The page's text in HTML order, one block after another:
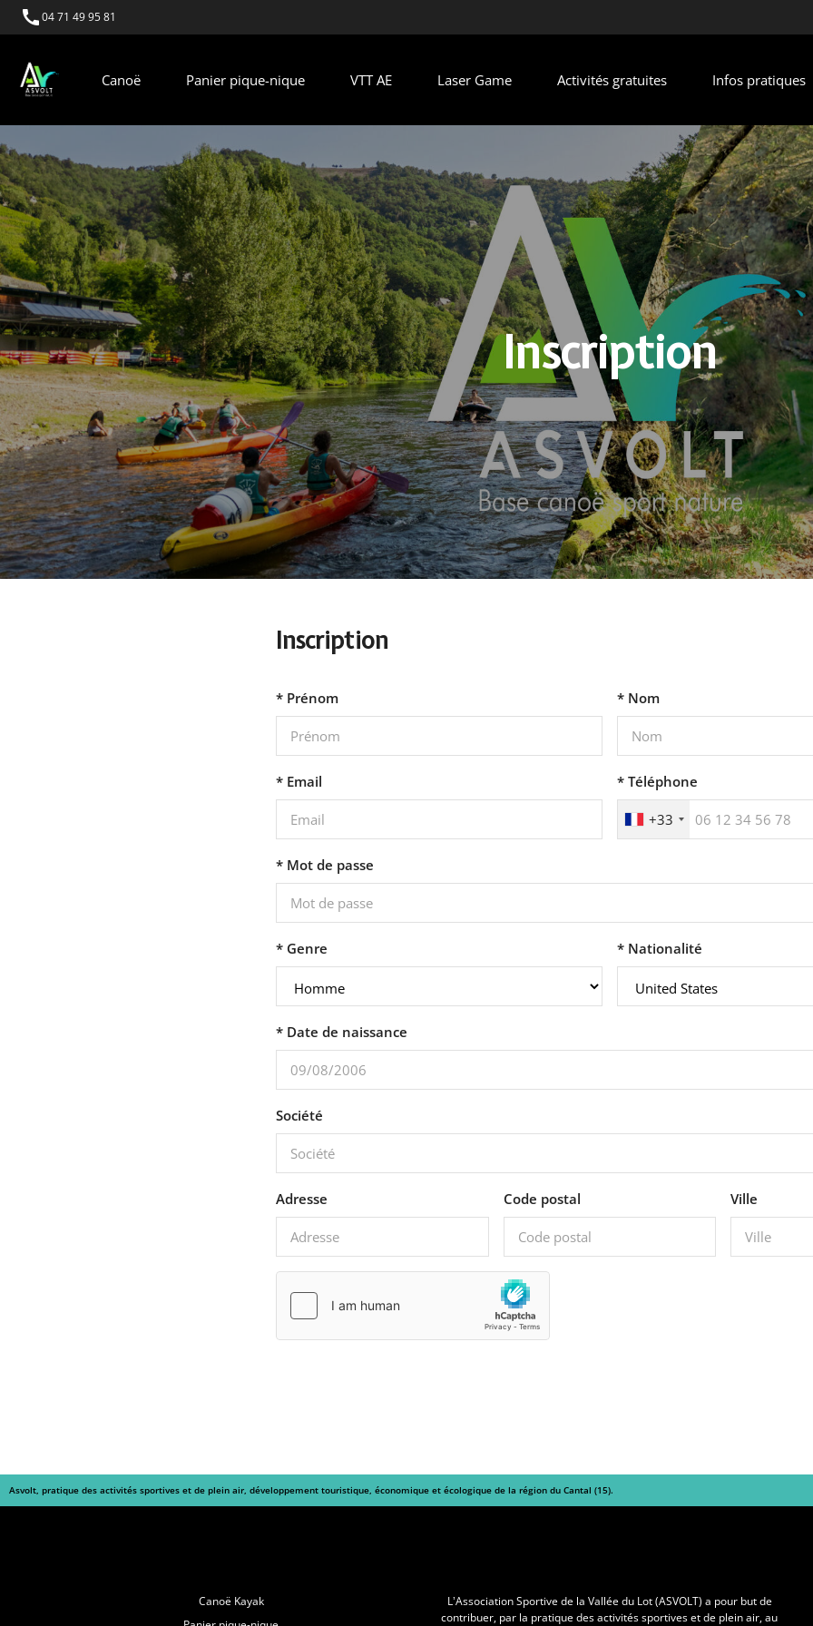
call04 71 49 95 81
Canoë Panier pique-nique VTT AE Laser Game Activités gratuites Infos pratiques
Inscription
Inscription
* Prénom * Nom
* Email * Téléphone
+33
* Mot de passe
* Genre * Nationalité
* Date de naissance
Société
Adresse Code postal Ville
Asvolt, pratique des activités sportives et de plein air, développement touristique, économique et écologique de la région du Cantal (15).
Canoë Kayak
L’Association Sportive de la Vallée du Lot (ASVOLT) a pour but de
contribuer, par la pratique des activités sportives et de plein air, au